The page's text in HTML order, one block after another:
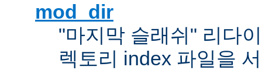
mod_dir
"마지막 슬래쉬" 리다
렉토리 index 파일을